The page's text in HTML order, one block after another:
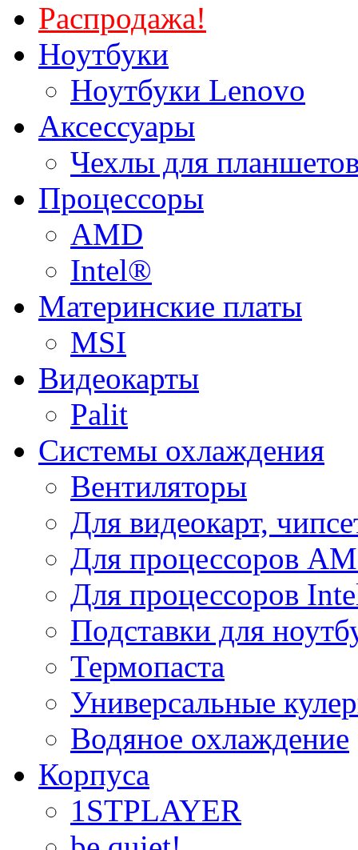
Распродажа!
Ноутбуки
Ноутбуки Lenovo
Аксессуары
Чехлы для
Процессоры
AMD
Intel®
Материнские платы
MSI
Видеокарты
Palit
Системы охлаждения
Вентиляторы
Для видеокарт,
Для процессоров
Для процессоров
Подставки для
Термопаста
Универсальные
Водяное охлаждение
Корпуса
1STPLAYER